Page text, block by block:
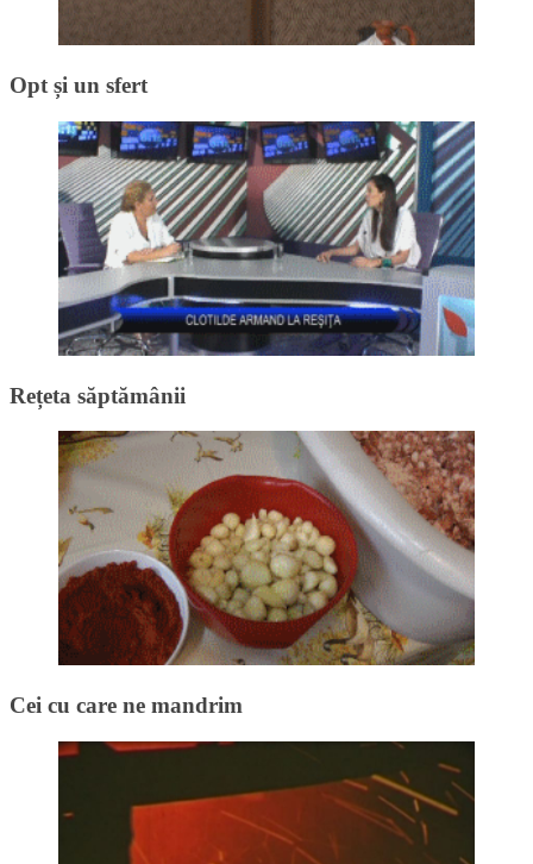
Opt și un sfert
Rețeta săptămânii
Cei cu care ne mandrim